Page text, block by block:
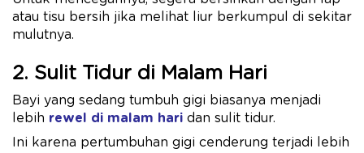
atau tisu bersih jika melihat liur berkumpul di sekitar
mulutnya.
2. Sulit Tidur di Malam Hari
Bayi yang sedang tumbuh gigi biasanya menjadi
lebih rewel di malam hari dan sulit tidur.
Ini karena pertumbuhan gigi cenderung terjadi lebih